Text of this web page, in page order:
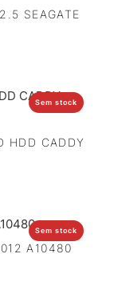
SEAGATE
Sem stock
HDD CADDY
Sem stock
A10480